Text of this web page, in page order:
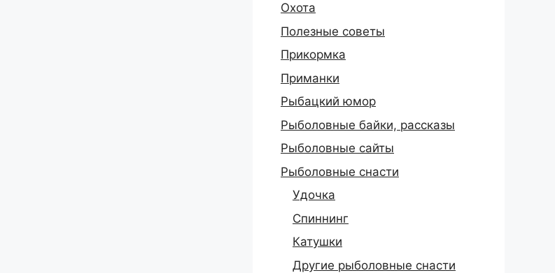
Охота
Полезные советы
Прикормка
Приманки
Рыбацкий юмор
Рыболовные байки, рассказы
Рыболовные сайты
Рыболовные снасти
Удочка
Спиннинг
Катушки
Другие рыболовные снасти